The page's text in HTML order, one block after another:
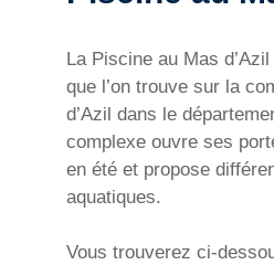
La Piscine au Mas
que l’on trouve sur la
d’Azil dans le
complexe ouvre ses
en été et propose
aquatiques.
Vous trouverez ci-